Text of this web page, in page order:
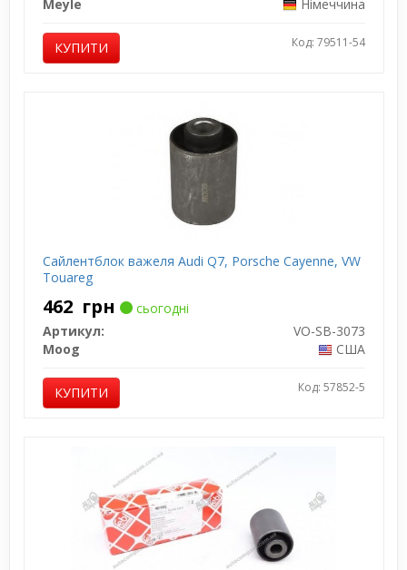
Meyle
Німеччина
КУПИТИ Код: 79511-54
Сайлентблок важеля Audi Q7, Porsche Cayenne, VW
Touareg
462 грн
сьогодні
Артикул:
VO-SB-3073
Moog
США
КУПИТИ Код: 57852-5